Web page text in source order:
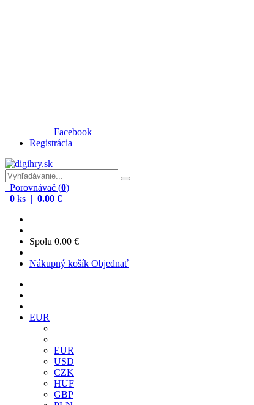
Facebook
Registrácia
Porovnávač (0)
0 ks | 0.00 €
Spolu 0.00 €
Nákupný košík Objednať
EUR
EUR
USD
CZK
HUF
GBP